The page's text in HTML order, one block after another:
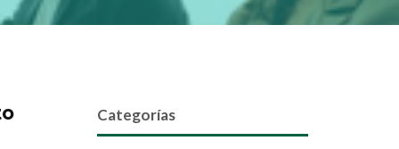
Categorías